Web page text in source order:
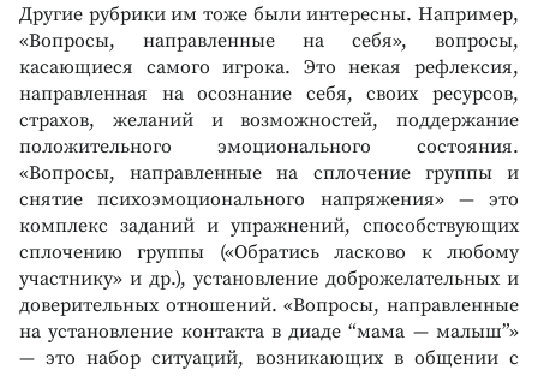
Другие рубрики им тоже были интересны. Например,
«Вопросы, направленные на себя», вопросы,
касающиеся самого игрока. Это некая рефлексия,
направленная на осознание себя, своих ресурсов,
страхов, желаний и возможностей, поддержание
положительного эмоционального состояния.
«Вопросы, направленные на сплочение группы и
снятие психоэмоционального напряжения» — это
комплекс заданий и упражнений, способствующих
сплочению группы («Обратись ласково к любому
участнику» и др.), установление доброжелательных и
доверительных отношений. «Вопросы, направленные
на установление контакта в диаде “мама — малыш”»
— это набор ситуаций, возникающих в общении с